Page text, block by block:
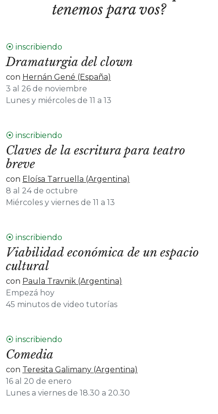
tenemos para vos?
⦿ inscribiendo
Dramaturgia del clown
con Hernán Gené (España)
3 al 26 de noviembre
Lunes y miércoles de 11 a 13
⦿ inscribiendo
Claves de la escritura para teatro
breve
con Eloísa Tarruella (Argentina)
8 al 24 de octubre
Miércoles y viernes de 11 a 13
⦿ inscribiendo
Viabilidad económica de un espacio
cultural
con Paula Travnik (Argentina)
Empezá hoy
45 minutos de video tutorías
⦿ inscribiendo
Comedia
con Teresita Galimany (Argentina)
16 al 20 de enero
Lunes a viernes de 18.30 a 20.30